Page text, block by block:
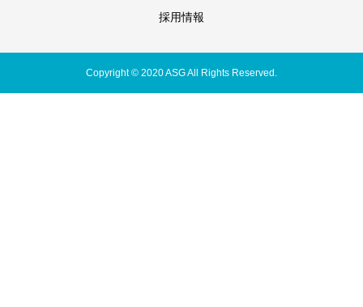
採用情報
Copyright © 2020 ASG All Rights Reserved.